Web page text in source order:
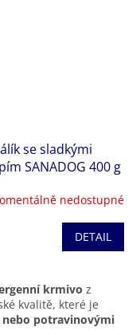
se sladkými
SANADOG 400 g
nedostupné
DETAIL
krmivo z
kvalitě, které je
potravinovými